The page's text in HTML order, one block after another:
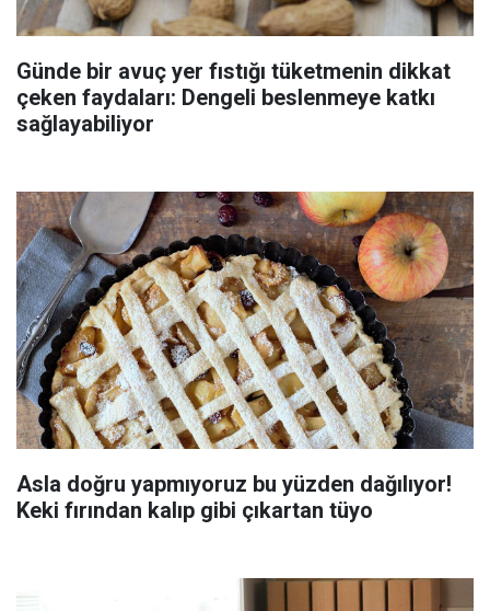
Günde bir avuç yer fıstığı tüketmenin dikkat
çeken faydaları: Dengeli beslenmeye katkı
sağlayabiliyor
Asla doğru yapmıyoruz bu yüzden dağılıyor!
Keki fırından kalıp gibi çıkartan tüyo